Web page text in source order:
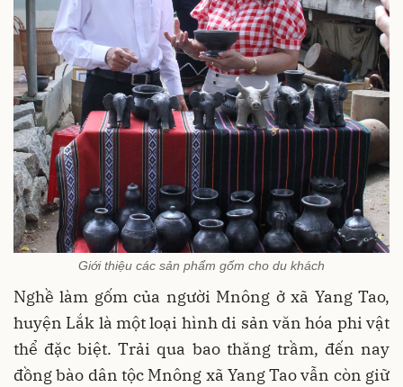
Giới thiệu các sản phẩm gốm cho du khách
Nghề làm gốm của người Mnông ở xã Yang Tao,
huyện Lắk là một loại hình di sản văn hóa phi vật
thể đặc biệt. Trải qua bao thăng trầm, đến nay
đồng bào dân tộc Mnông xã Yang Tao vẫn còn giữ